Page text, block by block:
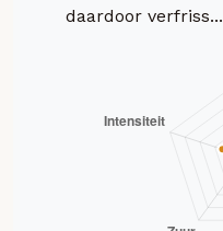
daardoor verfriss...